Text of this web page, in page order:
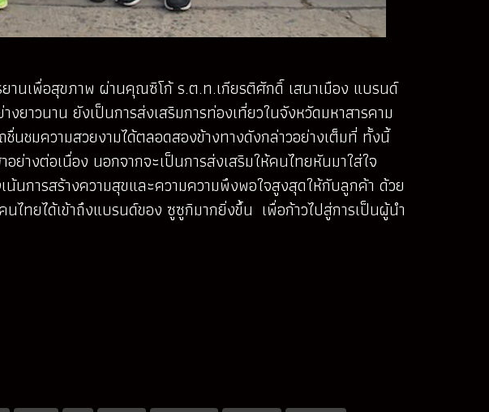
านเพื่อสุขภาพ ผ่านคุณซิโก้ ร.ต.ท.เกียรติศักดิ์ เสนาเมือง แบรนด์
าวนาน ยังเป็นการส่งเสริมการท่องเที่ยวในจังหวัดมหาสารคาม
นชมความสวยงามได้ตลอดสองข้างทางดังกล่าวอย่างเต็มที่ ทั้งนี้
างต่อเนื่อง นอกจากจะเป็นการส่งเสริมให้คนไทยหันมาใส่ใจ
การสร้างความสุขและความความพึงพอใจสูงสุดให้กับลูกค้า ด้วย
ยได้เข้าถึงแบรนด์ของ ซูซูกิมากยิ่งขึ้น เพื่อก้าวไปสู่การเป็นผู้นำ